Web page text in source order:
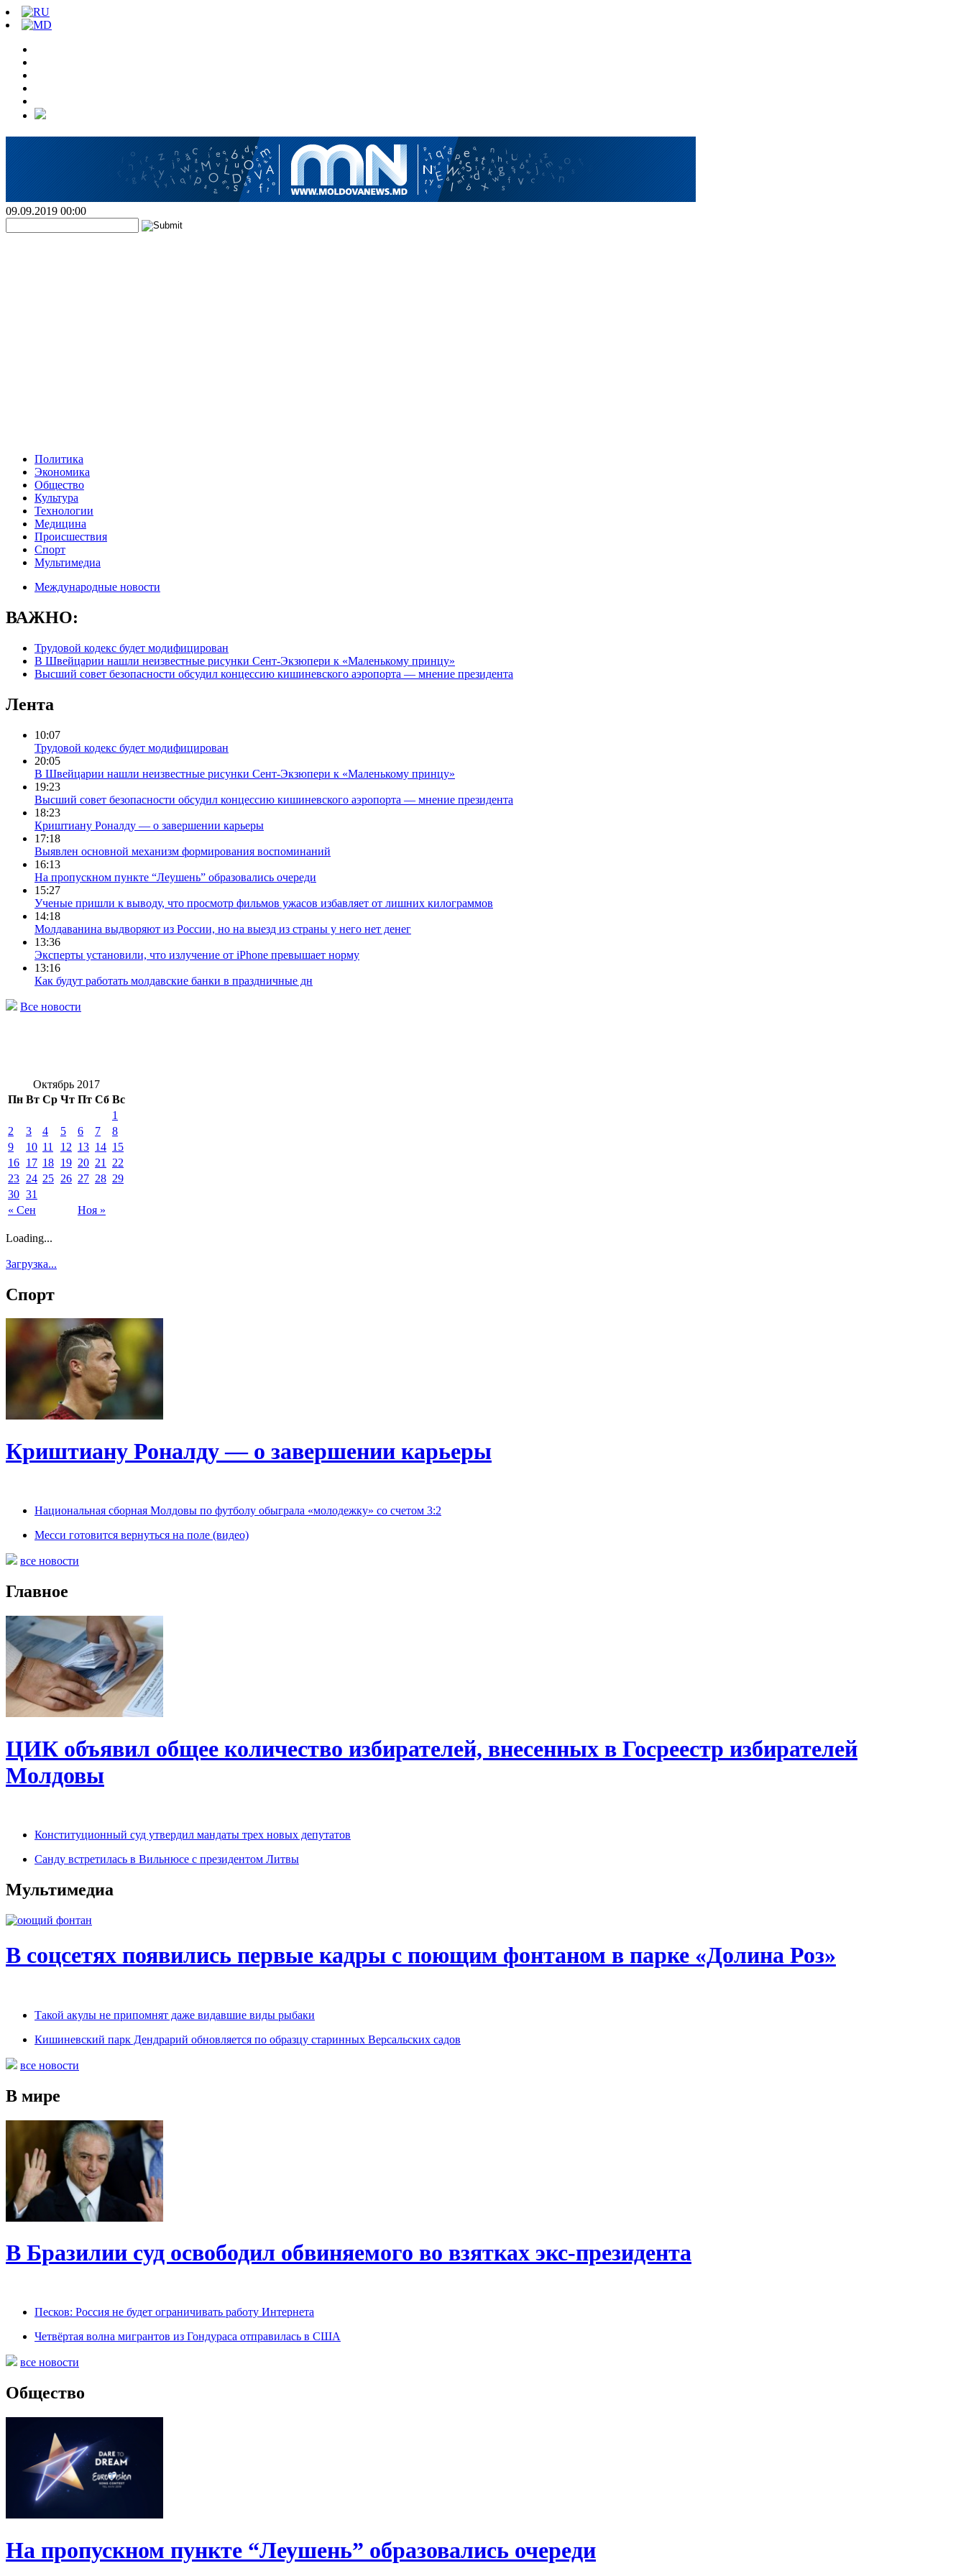
09.09.2019 00:00
Политика
Экономика
Общество
Культура
Технологии
Медицина
Происшествия
Спорт
Мультимедиа
Международные новости
ВАЖНО:
Трудовой кодекс будет модифицирован
В Швейцарии нашли неизвестные рисунки Сент-Экзюпери к «Маленькому принцу»
Высший совет безопасности обсудил концессию кишиневского аэропорта — мнение президента
Лента
10:07
Трудовой кодекс будет модифицирован
20:05
В Швейцарии нашли неизвестные рисунки Сент-Экзюпери к «Маленькому принцу»
19:23
Высший совет безопасности обсудил концессию кишиневского аэропорта — мнение президента
18:23
Криштиану Роналду — о завершении карьеры
17:18
Выявлен основной механизм формирования воспоминаний
16:13
На пропускном пункте “Леушень” образовались очереди
15:27
Ученые пришли к выводу, что просмотр фильмов ужасов избавляет от лишних килограммов
14:18
Молдаванина выдворяют из России, но на выезд из страны у него нет денег
13:36
Эксперты установили, что излучение от iPhone превышает норму
13:16
Как будут работать молдавские банки в праздничные дн
Все новости
Октябрь 2017
Пн Вт Ср Чт Пт Сб Вс
« Сен Ноя »
1
2
3 4 5 6 7
8
9
10 11 12 13 14 15
16 17 18 19 20 21
22
23 24 25 26 27 28 29
30 31
Loading...
Загрузка...
Спорт
Криштиану Роналду — о завершении карьеры
Национальная сборная Молдовы по футболу обыграла «молодежку» со счетом 3:2
Месси готовится вернуться на поле (видео)
все новости
Главное
ЦИК объявил общее количество избирателей, внесенных в Госреестр избирателей
Молдовы
Конституционный суд утвердил мандаты трех новых депутатов
Санду встретилась в Вильнюсе с президентом Литвы
Мультимедиа
В соцсетях появились первые кадры с поющим фонтаном в парке «Долина Роз»
Такой акулы не припомнят даже видавшие виды рыбаки
Кишиневский парк Дендрарий обновляется по образцу старинных Версальских садов
все новости
В мире
В Бразилии суд освободил обвиняемого во взятках экс-президента
Песков: Россия не будет ограничивать работу Интернета
Четвёртая волна мигрантов из Гондураса отправилась в США
все новости
Общество
На пропускном пункте “Леушень” образовались очереди